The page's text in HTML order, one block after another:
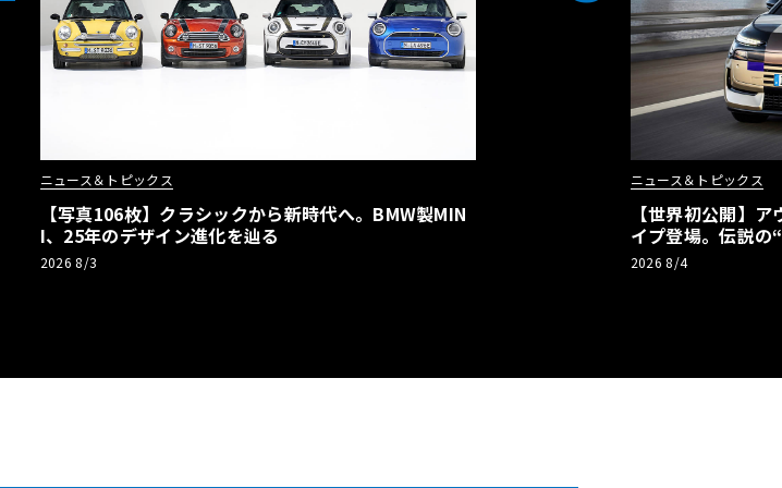
ニュース＆トピックス
【写真106枚】クラシックから新時代へ。BMW製MIN
I、25年のデザイン進化を辿る
2026 8/3
ニュース＆トピックス
【世界初公開】
イプ登場。伝説の
リーBEVとして復
2026 8/4